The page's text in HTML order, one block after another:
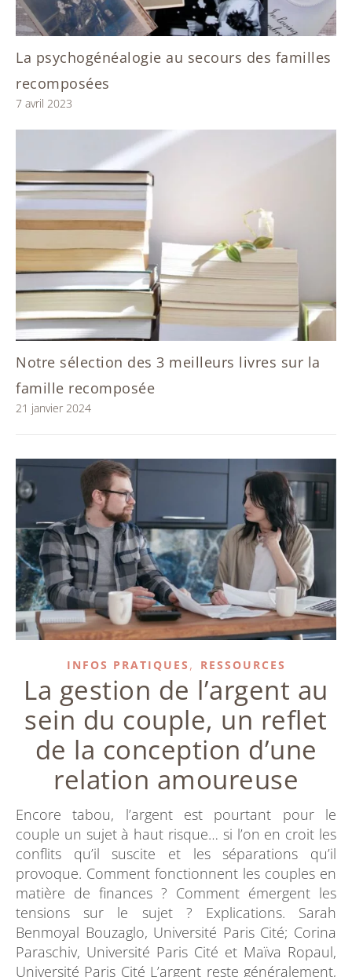
La psychogénéalogie au secours des familles
recomposées
7 avril 2023
Notre sélection des 3 meilleurs livres sur la
famille recomposée
21 janvier 2024
INFOS PRATIQUES , RESSOURCES
La gestion de l’argent au
sein du couple, un reflet
de la conception d’une
relation amoureuse
Encore tabou, l’argent est pourtant pour le
couple un sujet à haut risque… si l’on en croit les
conflits qu’il suscite et les séparations qu’il
provoque. Comment fonctionnent les couples en
matière de finances ? Comment émergent les
tensions sur le sujet ? Explications. Sarah
Benmoyal Bouzaglo, Université Paris Cité; Corina
Paraschiv, Université Paris Cité et Maïva Ropaul,
Université Paris Cité L’argent reste généralement,